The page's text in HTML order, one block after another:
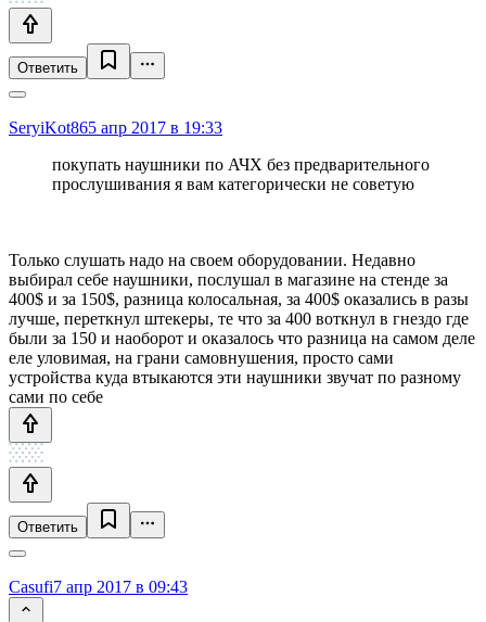
Ответить
SeryiKot865 апр 2017 в 19:33
покупать наушники по АЧХ без предварительного
прослушивания я вам категорически не советую
Только слушать надо на своем оборудовании. Недавно
выбирал себе наушники, послушал в магазине на стенде за
400$ и за 150$, разница колосальная, за 400$ оказались в разы
лучше, переткнул штекеры, те что за 400 воткнул в гнездо где
были за 150 и наоборот и оказалось что разница на самом деле
еле уловимая, на грани самовнушения, просто сами
устройства куда втыкаются эти наушники звучат по разному
сами по себе
Ответить
Casufi7 апр 2017 в 09:43